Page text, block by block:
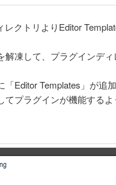
クトリよりEditor
解凍して、プラグインデ
「Editor Templates」が追
てプラグインが機能する